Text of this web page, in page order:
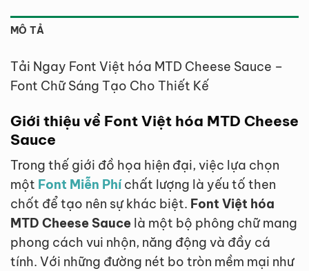
MÔ TẢ
Tải Ngay Font Việt hóa MTD Cheese Sauce –
Font Chữ Sáng Tạo Cho Thiết Kế
Giới thiệu về Font Việt hóa MTD Cheese
Sauce
Trong thế giới đồ họa hiện đại, việc lựa chọn
một Font Miễn Phíchất lượng là yếu tố then
chốt để tạo nên sự khác biệt. Font Việt hóa
MTD Cheese Sauce là một bộ phông chữ mang
phong cách vui nhộn, năng động và đầy cá
tính. Với những đường nét bo tròn mềm mại như